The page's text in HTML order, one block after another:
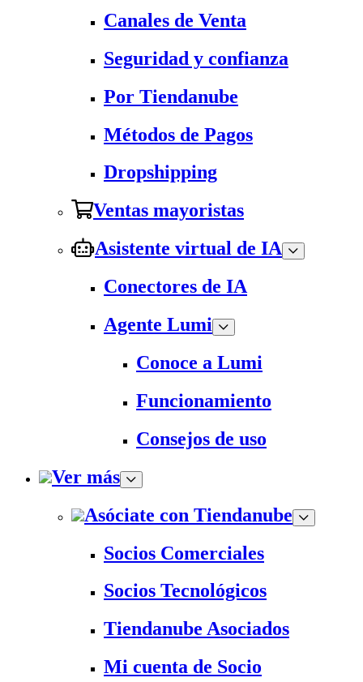
Canales de Venta
Seguridad y confianza
Por Tiendanube
Métodos de Pagos
Dropshipping
Ventas mayoristas
Asistente virtual de IA
Conectores de IA
Agente Lumi
Conoce a Lumi
Funcionamiento
Consejos de uso
Ver más
Asóciate con Tiendanube
Socios Comerciales
Socios Tecnológicos
Tiendanube Asociados
Mi cuenta de Socio